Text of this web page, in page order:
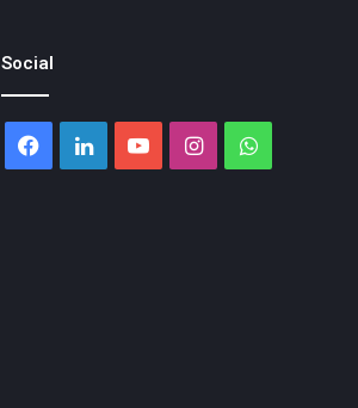
Social
Facebook
LinkedinYouTubeInstagramWhatsApp